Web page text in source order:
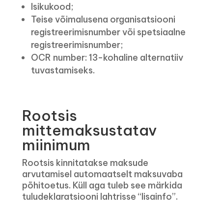
Isikukood;
Teise võimalusena organisatsiooni
registreerimisnumber või spetsiaalne
registreerimisnumber;
OCR number: 13-kohaline alternatiiv
tuvastamiseks.
Rootsis
mittemaksustatav
miinimum
Rootsis kinnitatakse maksude
arvutamisel automaatselt maksuvaba
põhitoetus. Küll aga tuleb see märkida
tuludeklaratsiooni lahtrisse “lisainfo”.